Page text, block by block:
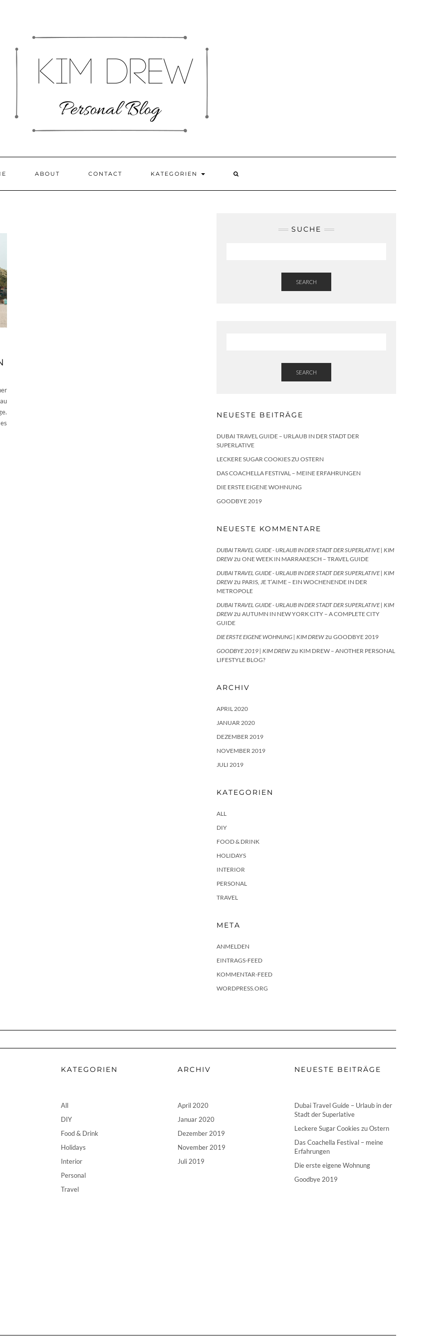
ABOUT CONTACT KATEGORIEN
SUCHE
SEARCH
SEARCH
NEUESTE BEITRÄGE
DUBAI TRAVEL GUIDE – URLAUB IN DER STADT DER
SUPERLATIVE
LECKERE SUGAR COOKIES ZU OSTERN
DAS COACHELLA FESTIVAL – MEINE ERFAHRUNGEN
DIE ERSTE EIGENE WOHNUNG
GOODBYE 2019
NEUESTE KOMMENTARE
DUBAI TRAVEL GUIDE - URLAUB IN DER STADT DER SUPERLATIVE | KIM
DREWzu ONE WEEK IN MARRAKESCH – TRAVEL GUIDE
DUBAI TRAVEL GUIDE - URLAUB IN DER STADT DER SUPERLATIVE | KIM
DREWzu PARIS, JE T’AIME – EIN WOCHENENDE IN DER
METROPOLE
DUBAI TRAVEL GUIDE - URLAUB IN DER STADT DER SUPERLATIVE | KIM
DREWzu AUTUMN IN NEW YORK CITY – A COMPLETE CITY
GUIDE
DIE ERSTE EIGENE WOHNUNG | KIM DREWzu GOODBYE 2019
GOODBYE 2019 | KIM DREWzu KIM DREW – ANOTHER PERSONAL
LIFESTYLE BLOG?
ARCHIV
APRIL 2020
JANUAR 2020
DEZEMBER 2019
NOVEMBER 2019
JULI 2019
KATEGORIEN
ALL
DIY
FOOD & DRINK
HOLIDAYS
INTERIOR
PERSONAL
TRAVEL
META
ANMELDEN
EINTRAGS-FEED
KOMMENTAR-FEED
WORDPRESS.ORG
KATEGORIEN
All
DIY
Food & Drink
Holidays
Interior
Personal
Travel
ARCHIV
April 2020
Januar 2020
Dezember 2019
November 2019
Juli 2019
NEUESTE BEITRÄGE
Dubai Travel Guide – Urlaub in der
Stadt der Superlative
Leckere Sugar Cookies zu Ostern
Das Coachella Festival – meine
Erfahrungen
Die erste eigene Wohnung
Goodbye 2019